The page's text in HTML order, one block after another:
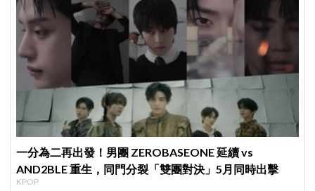
一分為二再出發！男團 ZEROBASEONE 延續 vs
AND2BLE 重生，同門分裂「雙團對決」5月同時出擊
KPOP